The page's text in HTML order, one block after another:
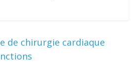
de chirurgie cardiaque